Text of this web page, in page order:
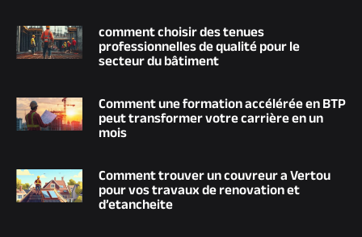
comment choisir des tenues
professionnelles de qualité pour le
secteur du bâtiment
Comment une formation accélérée en BTP
peut transformer votre carrière en un
mois
Comment trouver un couvreur a Vertou
pour vos travaux de renovation et
d’etancheite